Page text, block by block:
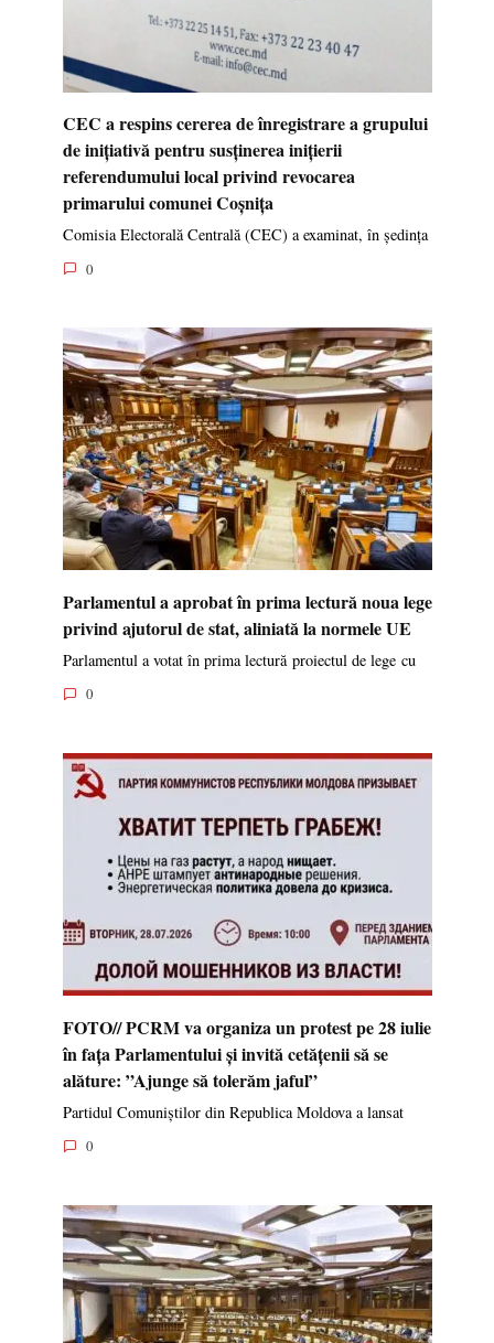
CEC a respins cererea de înregistrare a grupului
de inițiativă pentru susținerea inițierii
referendumului local privind revocarea
primarului comunei Coșnița
Comisia Electorală Centrală (CEC) a examinat, în ședința
0
Parlamentul a aprobat în prima lectură noua lege
privind ajutorul de stat, aliniată la normele UE
Parlamentul a votat în prima lectură proiectul de lege cu
0
FOTO// PCRM va organiza un protest pe 28 iulie
în fața Parlamentului și invită cetățenii să se
alăture: ”Ajunge să tolerăm jaful”
Partidul Comuniștilor din Republica Moldova a lansat
0